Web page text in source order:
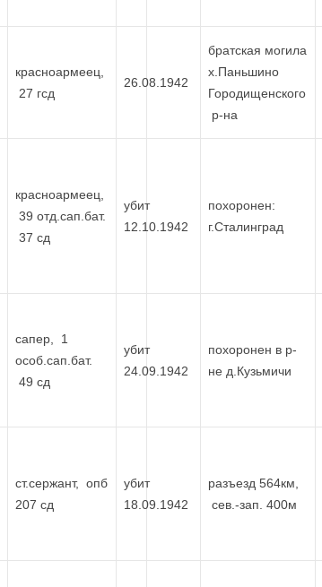
красноармеец,
27 гсд
26.08.1942
братская могила
х.Паньшино
Городищенского
р-на
красноармеец,
39 отд.сап.бат.
37 сд
убит
12.10.1942
похоронен:
г.Сталинград
сапер, 1
особ.сап.бат.
49 сд
убит
24.09.1942
похоронен в р-
не д.Кузьмичи
ст.сержант, опб
207 сд
убит
18.09.1942
разъезд 564км,
сев.-зап. 400м